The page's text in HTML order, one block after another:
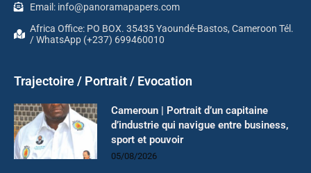
Email: info@panoramapapers.com
Africa Office: PO BOX. 35435 Yaoundé-Bastos, Cameroon Tél.
/ WhatsApp (+237) 699460010
Trajectoire / Portrait / Evocation
Cameroun | Portrait d’un capitaine
d’industrie qui navigue entre business,
sport et pouvoir
05/08/2026